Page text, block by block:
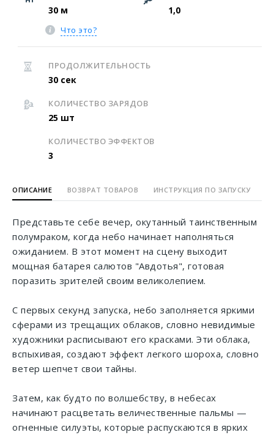
30 м 1,0
Что это?
ПРОДОЛЖИТЕЛЬНОСТЬ
30 сек
КОЛИЧЕСТВО ЗАРЯДОВ
25 шт
КОЛИЧЕСТВО ЭФФЕКТОВ
3
ОПИСАНИЕ ВОЗВРАТ ТОВАРОВ ИНСТРУКЦИЯ ПО ЗАПУСКУ
Представьте себе вечер, окутанный таинственным
полумраком, когда небо начинает наполняться
ожиданием. В этот момент на сцену выходит
мощная батарея салютов "Авдотья", готовая
поразить зрителей своим великолепием.
С первых секунд запуска, небо заполняется яркими
сферами из трещащих облаков, словно невидимые
художники расписывают его красками. Эти облака,
вспыхивая, создают эффект легкого шороха, словно
ветер шепчет свои тайны.
Затем, как будто по волшебству, в небесах
начинают расцветать величественные пальмы —
огненные силуэты, которые распускаются в ярких